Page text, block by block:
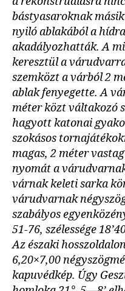
bástyasaroknak
nyiló ablakából a
akadályozhatták. A
keresztül a
szemközt a várból 2
ablak fenyegette. A
méter közt váltakozó
hagyott katonai
szokásos
magas, 2 méter
nyomát a
várnak keleti sarka
várudvarnak
szabályos
51-76, szélessége
Az északi
6,20×7,00
kapuvédkép. Úgy